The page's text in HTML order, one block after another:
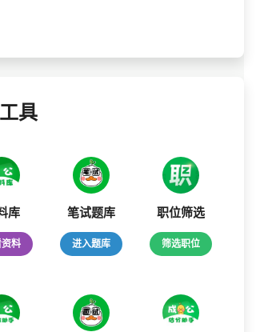
具
库
料
笔试题库
进入题库
职位筛选
筛选职位